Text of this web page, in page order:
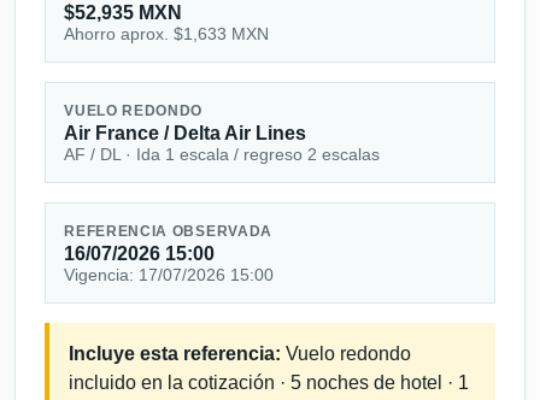
$52,935 MXN
Ahorro aprox. $1,633 MXN
VUELO REDONDO
Air France / Delta Air Lines
AF / DL · Ida 1 escala / regreso 2 escalas
REFERENCIA OBSERVADA
16/07/2026 15:00
Vigencia: 17/07/2026 15:00
Incluye esta referencia: Vuelo redondo
incluido en la cotización · 5 noches de hotel · 1